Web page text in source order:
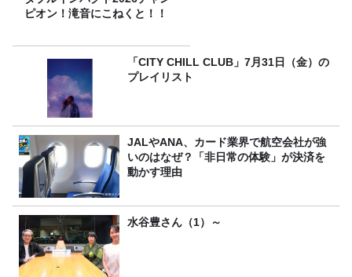
ピオン！滝音にこねくと！！
「CITY CHILL CLUB」7月31日（金）の
プレイリスト
JALやANA、カード業界で航空会社が強
いのはなぜ？「非日常の体験」が決済を
動かす理由
水谷豊さん（1）～